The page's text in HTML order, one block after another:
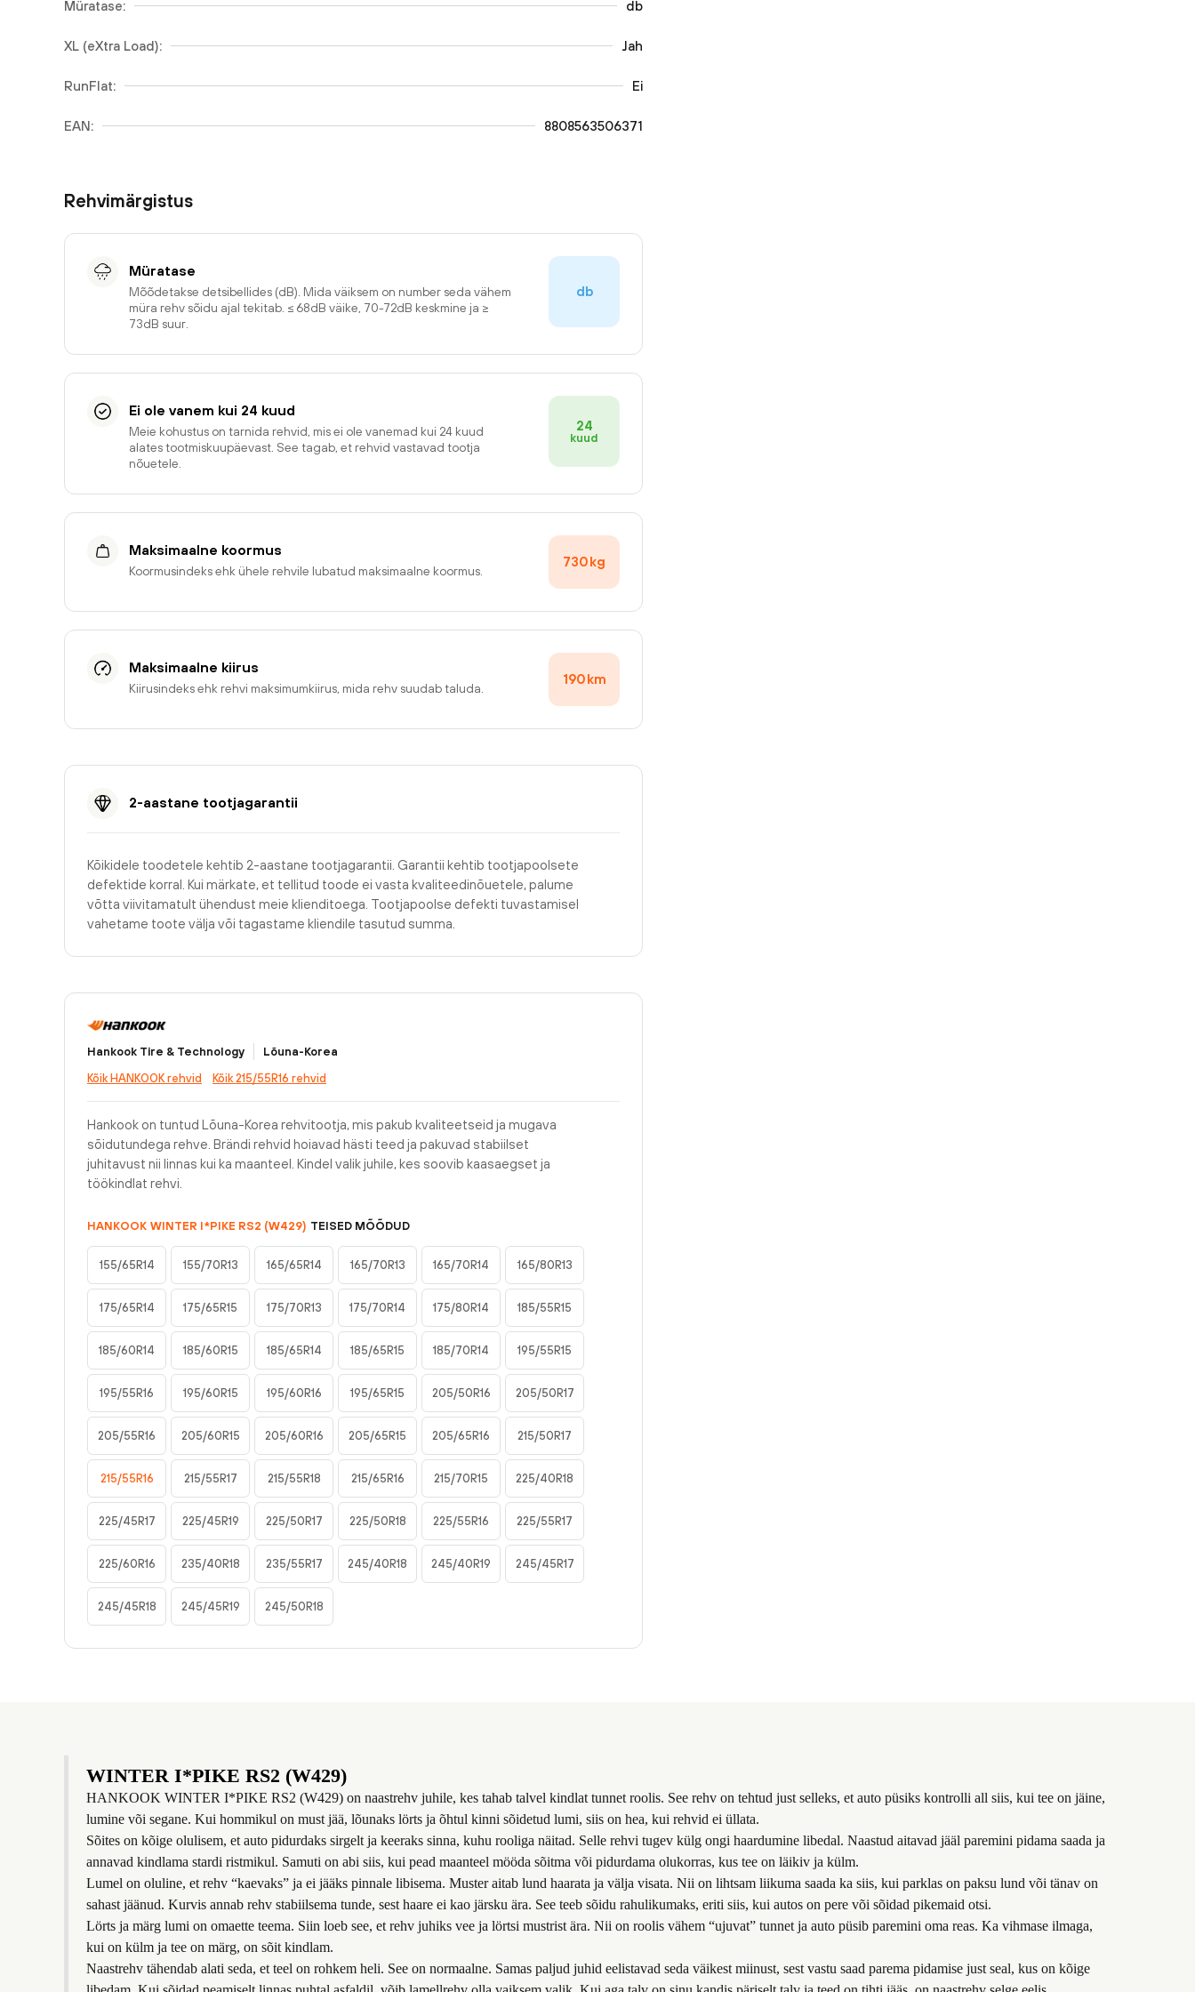
Müratase: db
XL (eXtra Load): Jah
RunFlat: Ei
EAN: 8808563506371
Rehvimärgistus
Müratase
Mõõdetakse detsibellides (dB). Mida väiksem on number seda vähem
müra rehv sõidu ajal tekitab. ≤ 68dB väike, 70-72dB keskmine ja ≥
73dB suur.
db
Ei ole vanem kui 24 kuud
Meie kohustus on tarnida rehvid, mis ei ole vanemad kui 24 kuud
alates tootmiskuupäevast. See tagab, et rehvid vastavad tootja
nõuetele.
24
kuud
Maksimaalne koormus
Koormusindeks ehk ühele rehvile lubatud maksimaalne koormus.
730kg
Maksimaalne kiirus
Kiirusindeks ehk rehvi maksimumkiirus, mida rehv suudab taluda.
190km
2-aastane tootjagarantii
Kõikidele toodetele kehtib 2-aastane tootjagarantii. Garantii kehtib tootjapoolsete
defektide korral. Kui märkate, et tellitud toode ei vasta kvaliteedinõuetele, palume
võtta viivitamatult ühendust meie klienditoega. Tootjapoolse defekti tuvastamisel
vahetame toote välja või tagastame kliendile tasutud summa.
Hankook Tire & Technology
Lõuna-Korea
Kõik HANKOOK rehvid
Kõik 215/55R16 rehvid
Hankook on tuntud Lõuna-Korea rehvitootja, mis pakub kvaliteetseid ja mugava
sõidutundega rehve. Brändi rehvid hoiavad hästi teed ja pakuvad stabiilset
juhitavust nii linnas kui ka maanteel. Kindel valik juhile, kes soovib kaasaegset ja
töökindlat rehvi.
HANKOOK WINTER I*PIKE RS2 (W429) TEISED MÕÕDUD
155/65R14 155/70R13 165/65R14 165/70R13 165/70R14 165/80R13
175/65R14 175/65R15 175/70R13 175/70R14 175/80R14 185/55R15
185/60R14 185/60R15 185/65R14 185/65R15 185/70R14 195/55R15
195/55R16 195/60R15 195/60R16 195/65R15 205/50R16 205/50R17
205/55R16 205/60R15 205/60R16 205/65R15 205/65R16 215/50R17
215/55R16 215/55R17 215/55R18 215/65R16 215/70R15 225/40R18
225/45R17 225/45R19 225/50R17 225/50R18 225/55R16 225/55R17
225/60R16 235/40R18 235/55R17 245/40R18 245/40R19 245/45R17
245/45R18 245/45R19 245/50R18
WINTER I*PIKE RS2 (W429)
HANKOOK WINTER I*PIKE RS2 (W429) on naastrehv juhile, kes tahab talvel kindlat tunnet roolis. See rehv on tehtud just selleks, et auto püsiks kontrolli all siis, kui tee on jäine,
lumine või segane. Kui hommikul on must jää, lõunaks lörts ja õhtul kinni sõidetud lumi, siis on hea, kui rehvid ei üllata.
Sõites on kõige olulisem, et auto pidurdaks sirgelt ja keeraks sinna, kuhu rooliga näitad. Selle rehvi tugev külg ongi haardumine libedal. Naastud aitavad jääl paremini pidama saada ja
annavad kindlama stardi ristmikul. Samuti on abi siis, kui pead maanteel mööda sõitma või pidurdama olukorras, kus tee on läikiv ja külm.
Lumel on oluline, et rehv “kaevaks” ja ei jääks pinnale libisema. Muster aitab lund haarata ja välja visata. Nii on lihtsam liikuma saada ka siis, kui parklas on paksu lund või tänav on
sahast jäänud. Kurvis annab rehv stabiilsema tunde, sest haare ei kao järsku ära. See teeb sõidu rahulikumaks, eriti siis, kui autos on pere või sõidad pikemaid otsi.
Lörts ja märg lumi on omaette teema. Siin loeb see, et rehv juhiks vee ja lörtsi mustrist ära. Nii on roolis vähem “ujuvat” tunnet ja auto püsib paremini oma reas. Ka vihmase ilmaga,
kui on külm ja tee on märg, on sõit kindlam.
Naastrehv tähendab alati seda, et teel on rohkem heli. See on normaalne. Samas paljud juhid eelistavad seda väikest miinust, sest vastu saad parema pidamise just seal, kus on kõige